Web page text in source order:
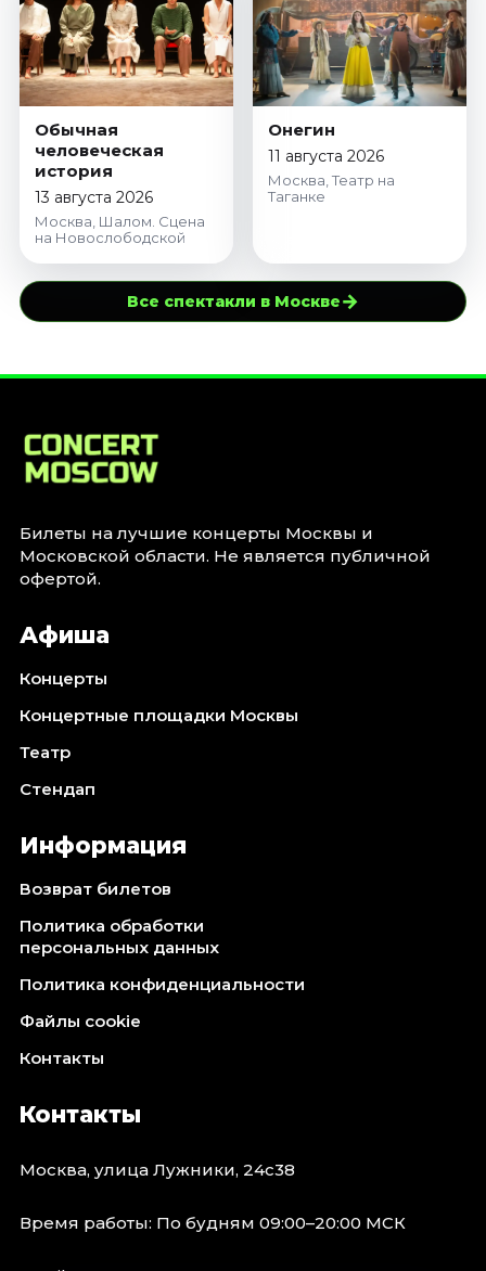
Обычная
человеческая
история
13 августа 2026
Москва, Шалом. Сцена
на Новослободской
Онегин
11 августа 2026
Москва, Театр на
Таганке
Все спектакли в Москве→
Билеты на лучшие концерты Москвы и
Московской области. Не является публичной
офертой.
Афиша
Концерты
Концертные площадки Москвы
Театр
Стендап
Информация
Возврат билетов
Политика обработки
персональных данных
Политика конфиденциальности
Файлы cookie
Контакты
Контакты
Москва, улица Лужники, 24с38
Время работы: По будням 09:00–20:00 МСК